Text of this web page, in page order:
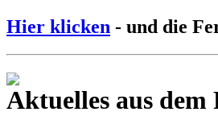
Hier klicken - und die
Aktuelles aus dem